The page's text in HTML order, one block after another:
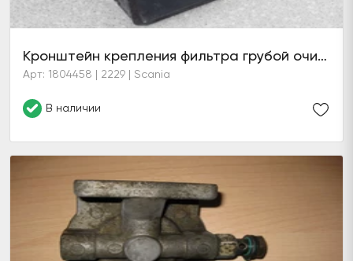
Кронштейн крепления фильтра грубой очистки топливной системы HPI
Арт: 1804458 | 2229 | Scania
В наличии